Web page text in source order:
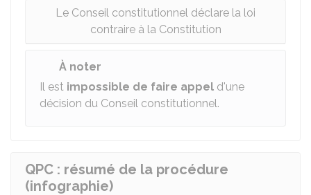
Le Conseil constitutionnel déclare la loi
contraire à la Constitution
À noter
Il est impossible de faire appel d'une
décision du Conseil constitutionnel.
QPC : résumé de la procédure
(infographie)